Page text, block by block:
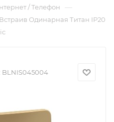
/ Телефон —
Одинарная Титан IP20
BLNIS045004